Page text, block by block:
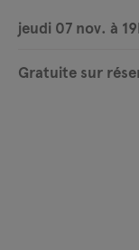
jeudi 07 nov. à
Gratuite sur